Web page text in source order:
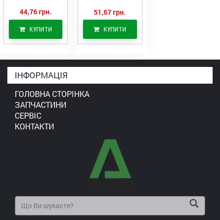
44,76 грн.
КУПИТИ
51,67 грн.
КУПИТИ
ІНФОРМАЦІЯ
ГОЛОВНА СТОРІНКА
ЗАПЧАСТИНИ
СЕРВІС
КОНТАКТИ